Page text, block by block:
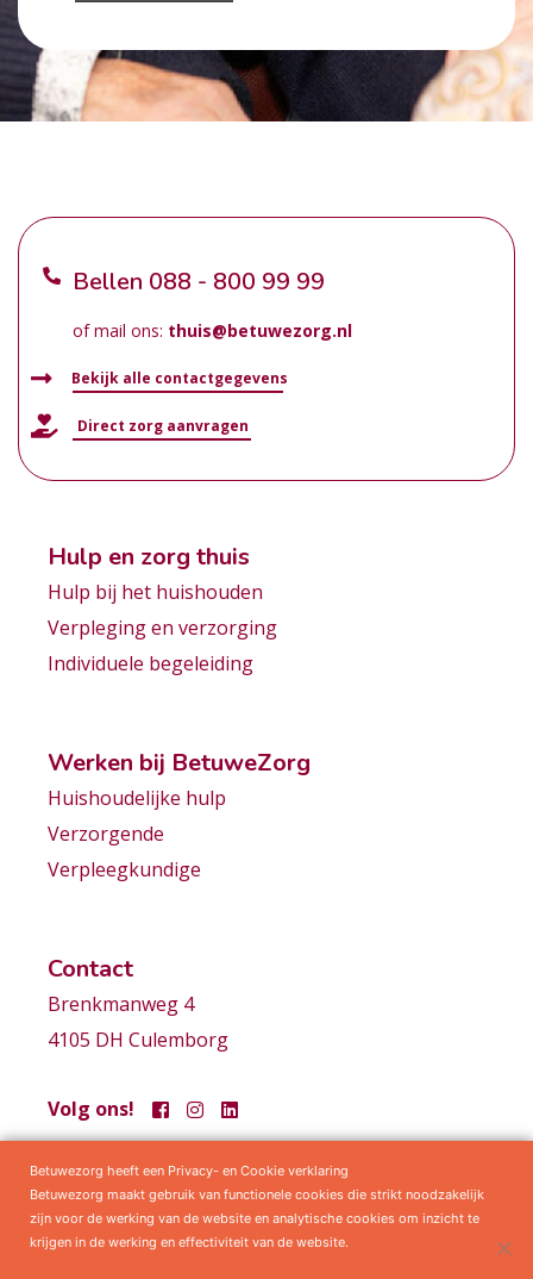
Bellen 088 - 800 99 99
of mail ons: thuis@betuwezorg.nl
Bekijk alle contactgegevens
Direct zorg aanvragen
Hulp en zorg thuis
Hulp bij het huishouden
Verpleging en verzorging
Individuele begeleiding
Werken bij BetuweZorg
Huishoudelijke hulp
Verzorgende
Verpleegkundige
Contact
Brenkmanweg 4
4105 DH Culemborg
Volg ons!
Samenwerkingen Privacy statement Algemene voorwaarden
Betuwezorg heeft een Privacy- en Cookie verklaring
Betuwezorg maakt gebruik van functionele cookies die strikt noodzakelijk
zijn voor de werking van de website en analytische cookies om inzicht te
krijgen in de werking en effectiviteit van de website.